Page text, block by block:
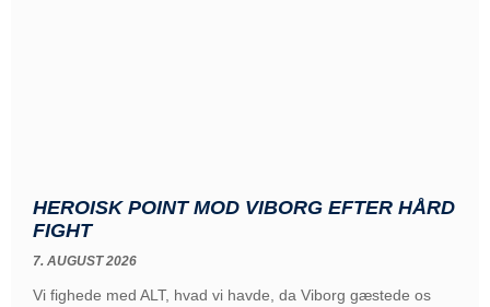
HEROISK POINT MOD VIBORG EFTER HÅRD
FIGHT
7. AUGUST 2026
Vi fighede med ALT, hvad vi havde, da Viborg gæstede os